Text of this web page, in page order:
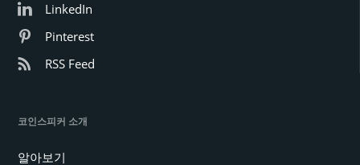
LinkedIn
Pinterest
RSS Feed
코인스피커 소개
알아보기